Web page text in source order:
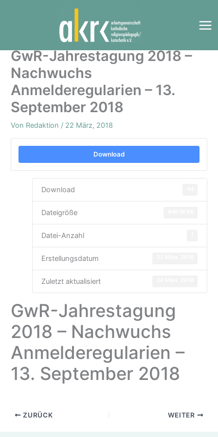
GwR-Jahrestagung 2018 –
Nachwuchs
Anmelderegularien – 13.
September 2018
Von Redaktion / 22 März, 2018
Download
Download
Dateigröße
Datei-Anzahl
Erstellungsdatum
Zuletzt aktualisiert
GwR-Jahrestagung
2018 – Nachwuchs
Anmelderegularien –
13. September 2018
ZURÜCK WEITER